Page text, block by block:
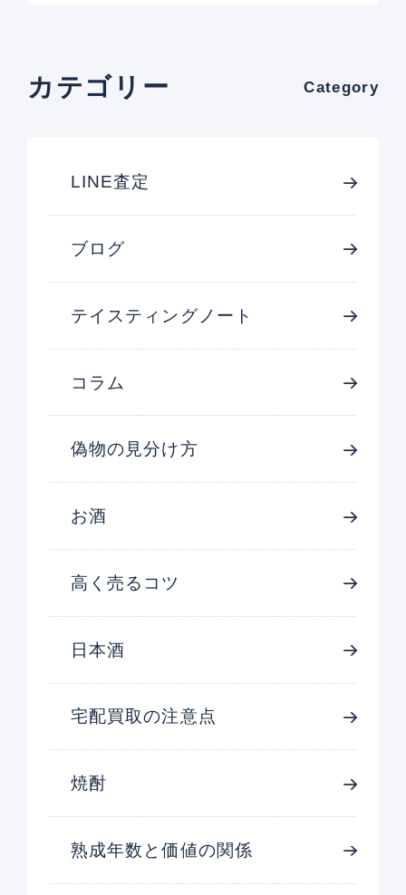
カテゴリー Category
LINE査定
ブログ
テイスティングノート
コラム
偽物の見分け方
お酒
高く売るコツ
日本酒
宅配買取の注意点
焼酎
熟成年数と価値の関係